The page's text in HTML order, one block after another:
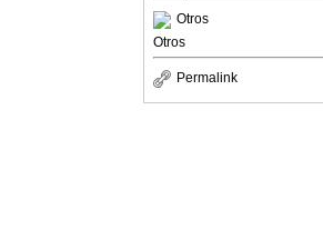
Otros
Otros
Permalink